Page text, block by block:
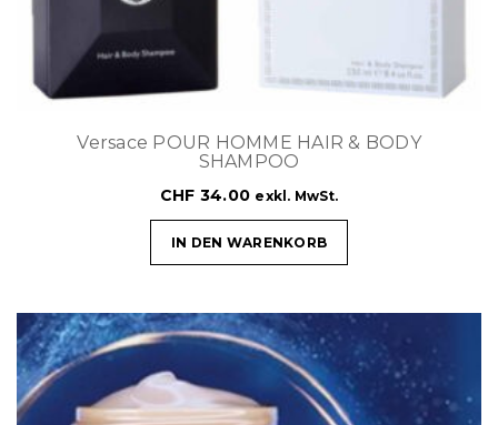
Versace POUR HOMME HAIR & BODY
SHAMPOO
CHF 34.00 exkl. MwSt.
IN DEN WARENKORB